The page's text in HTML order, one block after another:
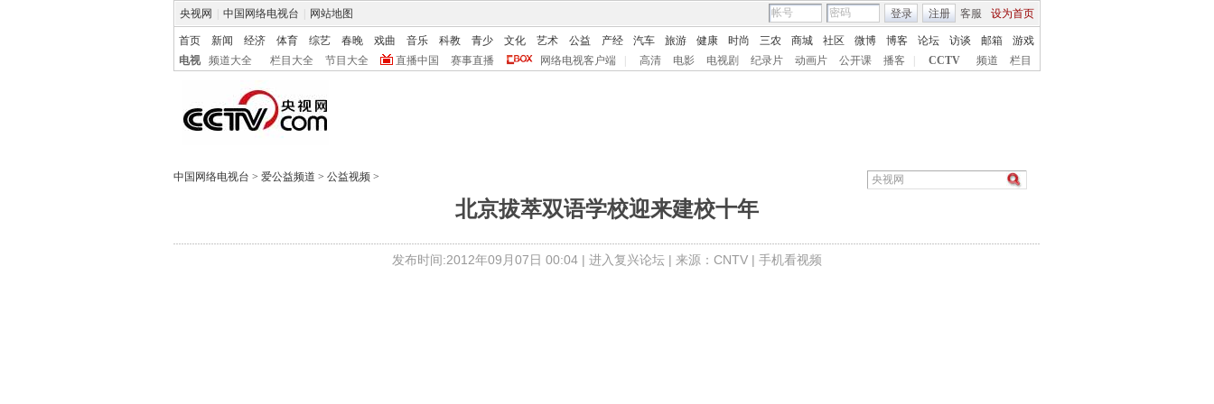
央视网 中国网络电视台 网站地图 客服 设为首页
登录 注册
首页 新闻 经济 体育 综艺 春晚 戏曲 音乐 科教 青少 文化 艺术 公益 产经 汽车 旅游 健康 时尚 三农 商城 社区 微博 博客 论坛 访谈 邮箱
游戏
电视
频道大全 栏目大全 节目大全 直播中国 赛事直播 网络电视客户端 高清 电影 电视剧 纪录片 动画片 公开课 播客 CCTV 频道 栏目
中国网络电视台 > 爱公益频道 > 公益视频 >
北京拔萃双语学校迎来建校十年
发布时间:2012年09月07日 00:04 | 进入复兴论坛 | 来源：CNTV | 手机看视频